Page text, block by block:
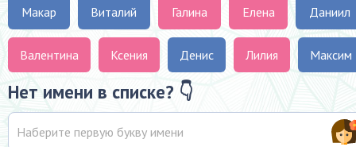
Макар Виталий Галина Елена Даниил
Валентина Ксения Денис Лилия Максим
Нет имени в списке? 👇